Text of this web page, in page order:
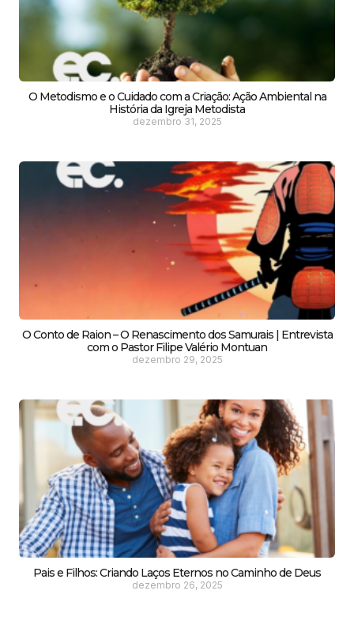
O Metodismo e o Cuidado com a Criação: Ação Ambiental na
História da Igreja Metodista
dezembro 31, 2025
O Conto de Raion – O Renascimento dos Samurais | Entrevista
com o Pastor Filipe Valério Montuan
dezembro 29, 2025
Pais e Filhos: Criando Laços Eternos no Caminho de Deus
dezembro 26, 2025